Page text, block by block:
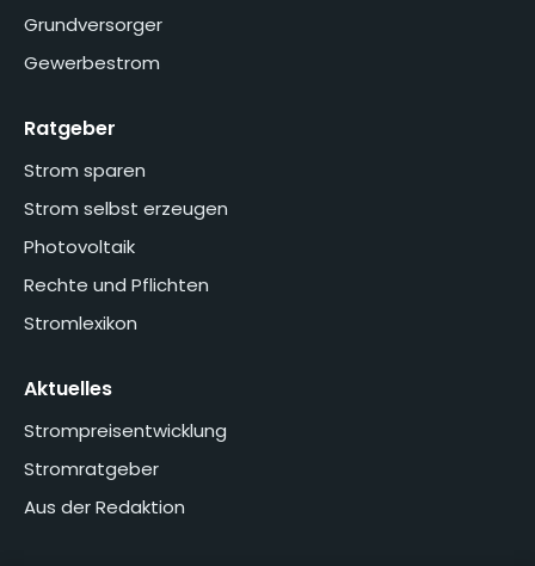
Grundversorger
Gewerbestrom
Ratgeber
Strom sparen
Strom selbst erzeugen
Photovoltaik
Rechte und Pflichten
Stromlexikon
Aktuelles
Strompreisentwicklung
Stromratgeber
Aus der Redaktion